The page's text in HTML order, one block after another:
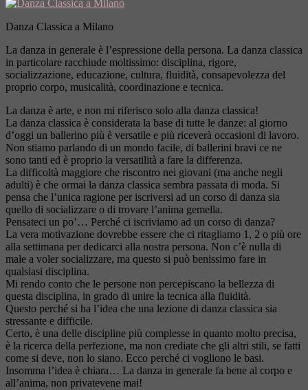
Danza Classica a Milano
La danza in generale è l’espressione della persona. La danza classica
in particolare racchiude moltissimo: disciplina, rigore,
socializzazione, educazione, cultura, fluidità, consapevolezza del
proprio corpo, musicalità, coordinazione e tecnica.
La danza è arte, e non mi riferisco solo alla danza classica!
La danza classica è considerata la base di tutte le danze: al giorno
d’oggi un ballerino più è versatile e più riceverà occasioni di lavoro.
Non stiamo parlando di un mondo facile, di ballerini bravi ce ne
sono tanti ed è proprio la versatilità a fare la differenza.
La difficoltà maggiore che riscontro nei giovani (ma anche negli
adulti) è che ormai la danza classica sembra passata di moda. Si
pensa che l’unica ragione per iscriversi ad un corso di danza sia
quello di socializzare o di trovare l’anima gemella.
Pensateci un po’… Perché ci iscriviamo ad un corso di danza?
La vera motivazione dovrebbe essere che ci ritagliamo 1, 2 o più ore
alla settimana per dedicarci alla nostra persona. Non c’è nulla di
male a voler socializzare, ma questo si può benissimo fare in
qualsiasi disciplina.
Mi rendo conto che le persone non percepiscano la bellezza di
questa disciplina, in grado di unire la tecnica alla fluidità.
Questo perché si ha l’idea che una lezione di danza classica sia
stressante e difficile.
Certo, è una delle discipline più complesse in quanto molto precisa,
è la ricerca della perfezione, ma non crediate che gli altri stili, se fatti
come si deve, non lo siano. Ecco perché ci vogliono le basi.
Insomma l’idea è chiara… La danza in generale fa bene al corpo e
all’anima, non privatevene mai!